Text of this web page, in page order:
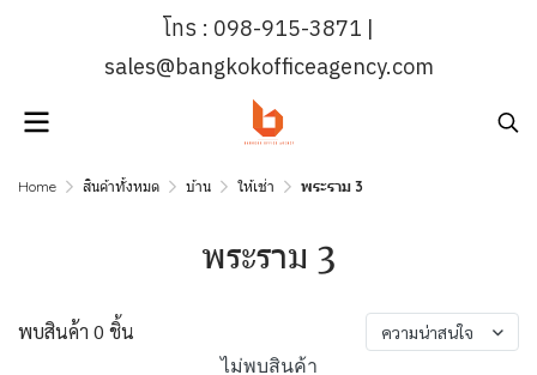
โทร : 098-915-3871 |
sales@bangkokofficeagency.com
Home สินค้าทั้งหมด บ้าน ให้เช่า พระราม 3
พระราม 3
พบสินค้า 0 ชิ้น ความน่าสนใจ
ไม่พบสินค้า